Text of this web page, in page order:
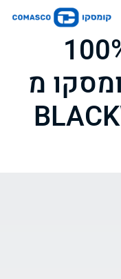
דנון רכש 100%
מ